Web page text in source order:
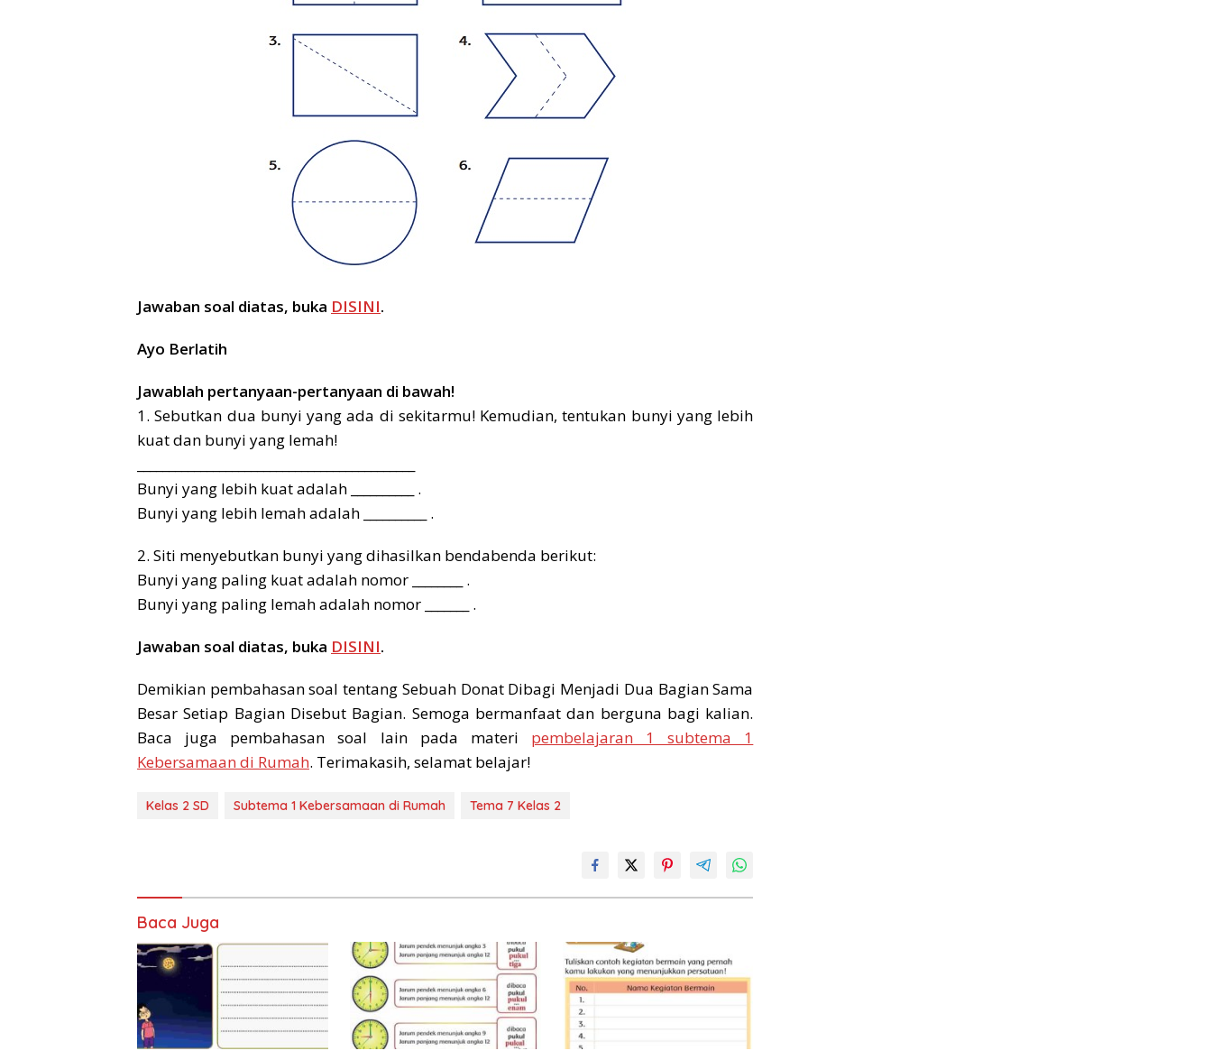
Jawaban soal diatas, buka DISINI.
Ayo Berlatih
Jawablah pertanyaan-pertanyaan di bawah!
1. Sebutkan dua bunyi yang ada di sekitarmu! Kemudian, tentukan bunyi yang lebih
kuat dan bunyi yang lemah!
Bunyi yang lebih kuat adalah __________ .
Bunyi yang lebih lemah adalah __________ .
2. Siti menyebutkan bunyi yang dihasilkan bendabenda berikut:
Bunyi yang paling kuat adalah nomor ________ .
Bunyi yang paling lemah adalah nomor _______ .
Jawaban soal diatas, buka DISINI.
Demikian pembahasan soal tentang Sebuah Donat Dibagi Menjadi Dua Bagian Sama
Besar Setiap Bagian Disebut Bagian. Semoga bermanfaat dan berguna bagi kalian.
Baca juga pembahasan soal lain pada materi pembelajaran 1 subtema 1
Kebersamaan di Rumah. Terimakasih, selamat belajar!
Kelas 2 SD Subtema 1 Kebersamaan di Rumah Tema 7 Kelas 2
Baca Juga